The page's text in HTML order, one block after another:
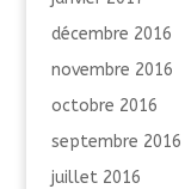
décembre 2016
novembre 2016
octobre 2016
septembre 2016
juillet 2016